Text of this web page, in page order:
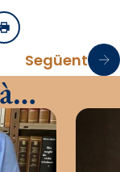
Imprimir
Següent